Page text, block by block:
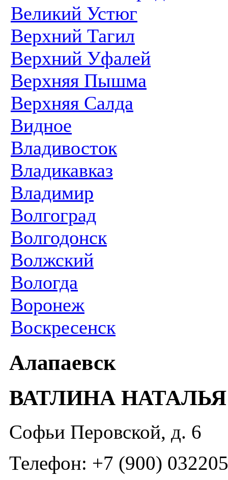
Великий Устюг
Верхний Тагил
Верхний Уфалей
Верхняя Пышма
Верхняя Салда
Видное
Владивосток
Владикавказ
Владимир
Волгоград
Волгодонск
Волжский
Вологда
Воронеж
Воскресенск
Алапаевск
ВАТЛИНА
Софьи Перовской, д. 6
Телефон: +7 (900)